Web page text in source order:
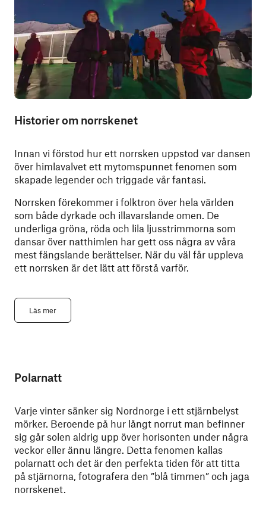
Historier om norrskenet
Innan vi förstod hur ett norrsken uppstod var dansen
över himlavalvet ett mytomspunnet fenomen som
skapade legender och triggade vår fantasi.
Norrsken förekommer i folktron över hela världen
som både dyrkade och illavarslande omen. De
underliga gröna, röda och lila ljusstrimmorna som
dansar över natthimlen har gett oss några av våra
mest fängslande berättelser. När du väl får uppleva
ett norrsken är det lätt att förstå varför.
Läs mer
Polarnatt
Varje vinter sänker sig Nordnorge i ett stjärnbelyst
mörker. Beroende på hur långt norrut man befinner
sig går solen aldrig upp över horisonten under några
veckor eller ännu längre. Detta fenomen kallas
polarnatt och det är den perfekta tiden för att titta
på stjärnorna, fotografera den ”blå timmen” och jaga
norrskenet.